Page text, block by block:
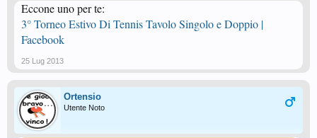
Eccone uno per te:
3° Torneo Estivo Di Tennis Tavolo Singolo e Doppio |
Facebook
25 Lug 2013
Ortensio
Utente Noto